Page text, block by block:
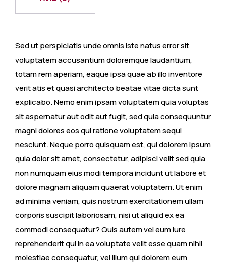
Sed ut perspiciatis unde omnis iste natus error sit
voluptatem accusantium doloremque laudantium,
totam rem aperiam, eaque ipsa quae ab illo inventore
verit atis et quasi architecto beatae vitae dicta sunt
explicabo. Nemo enim ipsam voluptatem quia voluptas
sit aspernatur aut odit aut fugit, sed quia consequuntur
magni dolores eos qui ratione voluptatem sequi
nesciunt. Neque porro quisquam est, qui dolorem ipsum
quia dolor sit amet, consectetur, adipisci velit sed quia
non numquam eius modi tempora incidunt ut labore et
dolore magnam aliquam quaerat voluptatem. Ut enim
ad minima veniam, quis nostrum exercitationem ullam
corporis suscipit laboriosam, nisi ut aliquid ex ea
commodi consequatur? Quis autem vel eum iure
reprehenderit qui in ea voluptate velit esse quam nihil
molestiae consequatur, vel illum qui dolorem eum